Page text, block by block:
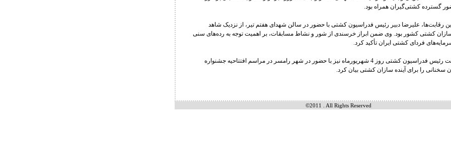
گسترده کشتی‌گیران همراه بود.
این رقابت‌ها، علیرضا دبیر رئیس فدراسیون کشتی با حضور در سالن شهدای هفتم تیر، از نزدیک شاهد
کشتی کشور بود. وی ضمن ابراز خرسندی از شور و نشاط مسابقات، بر اهمیت توجه به رده‌های سنی
فردای کشتی ایران تأکید کرد.
لازم به ذکر است رئیس فدراسیون کشتی روز 4 شهریورماه نیز با حضور در شهر رامسر در مراسم افتتاحیه جشنواره
سخنانی را برای آینده سازان کشتی بیان کرد.
©2011 . All Rights Reserved